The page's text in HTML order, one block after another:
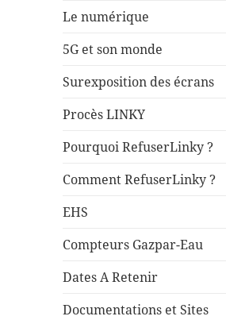
Le numérique
5G et son monde
Surexposition des écrans
Procès LINKY
Pourquoi RefuserLinky ?
Comment RefuserLinky ?
EHS
Compteurs Gazpar-Eau
Dates A Retenir
Documentations et Sites